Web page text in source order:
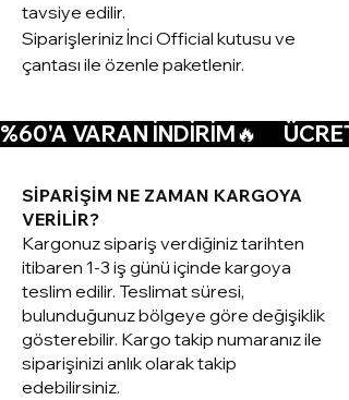
tavsiye edilir.
Siparişleriniz İnci Official kutusu ve
çantası ile özenle paketlenir.
%60'A VARAN İNDİRİM🔥
SİPARİŞİM NE ZAMAN KARGOYA
VERİLİR?
Kargonuz sipariş verdiğiniz tarihten
itibaren 1-3 iş günü içinde kargoya
teslim edilir. Teslimat süresi,
bulunduğunuz bölgeye göre değişiklik
gösterebilir. Kargo takip numaranız ile
siparişinizi anlık olarak takip
edebilirsiniz.